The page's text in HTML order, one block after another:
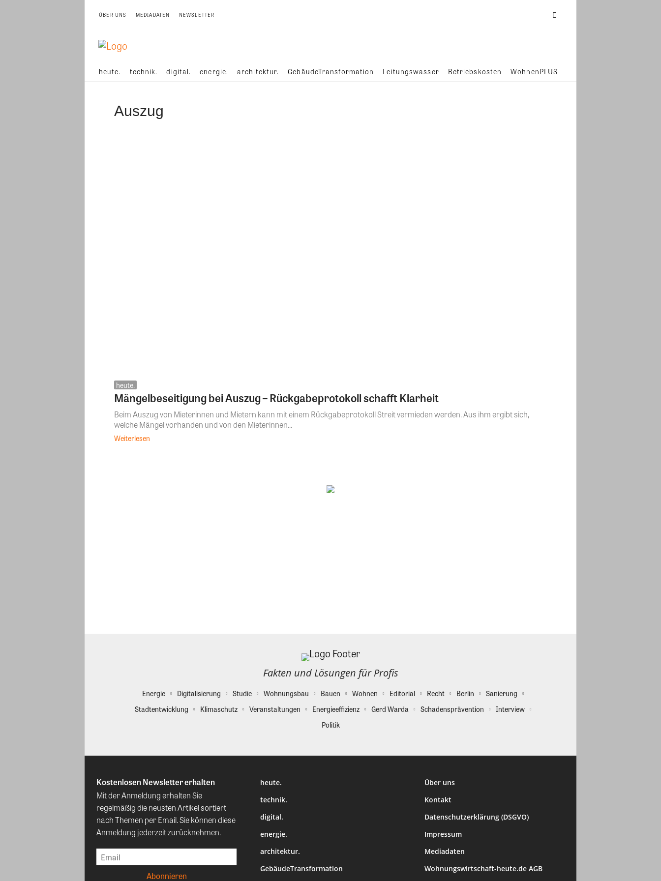
ÜBER UNS MEDIADATEN NEWSLETTER
heute. technik. digital. energie. architektur. GebäudeTransformation Leitungswasser Betriebskosten WohnenPLUS
Auszug
heute.
Mängelbeseitigung bei Auszug – Rückgabeprotokoll schafft Klarheit
Beim Auszug von Mieterinnen und Mietern kann mit einem Rückgabeprotokoll Streit vermieden werden. Aus ihm ergibt sich,
welche Mängel vorhanden und von den Mieterinnen...
Weiterlesen
Fakten und Lösungen für Profis
Energie Digitalisierung Studie Wohnungsbau Bauen Wohnen Editorial Recht Berlin
Sanierung
Stadtentwicklung
Klimaschutz Veranstaltungen Energieeffizienz Gerd Warda Schadensprävention
Interview
Politik
Kostenlosen Newsletter erhalten
Mit der Anmeldung erhalten Sie
regelmäßig die neusten Artikel sortiert
nach Themen per Email. Sie können diese
Anmeldung jederzeit zurücknehmen.
heute.
technik.
digital.
energie.
architektur.
GebäudeTransformation
Über uns
Kontakt
Datenschutzerklärung (DSGVO)
Impressum
Mediadaten
Wohnungswirtschaft-heute.de AGB